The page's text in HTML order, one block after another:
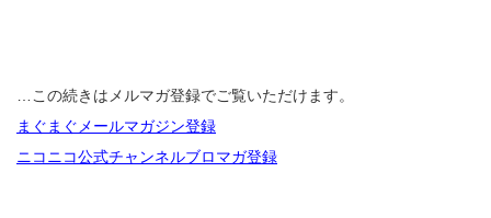
…この続きはメルマガ登録でご覧いただけます。
まぐまぐメールマガジン登録
ニコニコ公式チャンネルブロマガ登録